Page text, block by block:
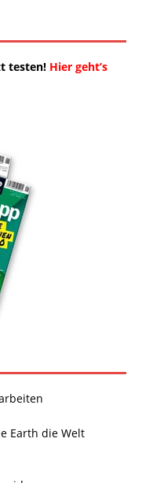
testen! Hier geht’s
Earth die Welt